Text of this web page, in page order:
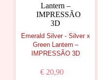
Emerald Silver - Silver x
Green Lantern –
IMPRESSÃO 3D
€ 20,90